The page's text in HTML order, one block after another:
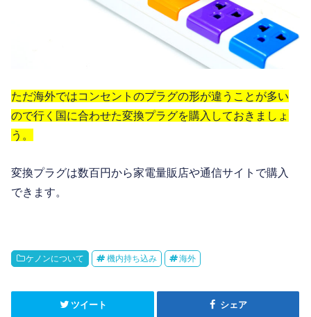
ただ海外ではコンセントのプラグの形が違うことが多い
ので行く国に合わせた変換プラグを購入しておきましょ
う。
変換プラグは数百円から家電量販店や通信サイトで購入
できます。
ケノンについて 機内持ち込み 海外
ツイート シェア